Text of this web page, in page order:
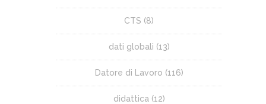
CTS (8)
dati globali (13)
Datore di Lavoro (116)
didattica (12)